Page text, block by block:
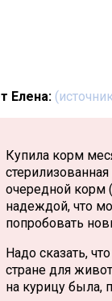
Елена: (
Купила корм
очередной корм
надеждой, что
попробовать
Надо сказать,
стране для
на курицу была,